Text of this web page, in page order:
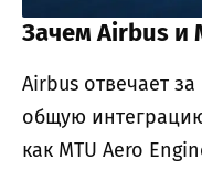
Зачем Airbus и
Airbus отвечает
общую
как MTU Aero